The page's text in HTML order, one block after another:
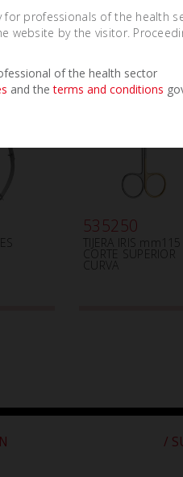
535250
TIJERA IRIS mm115
CORTE SUPERIOR
CURVA
/
for professionals of the health
website by the visitor.
of the health sector
and theterms and conditions